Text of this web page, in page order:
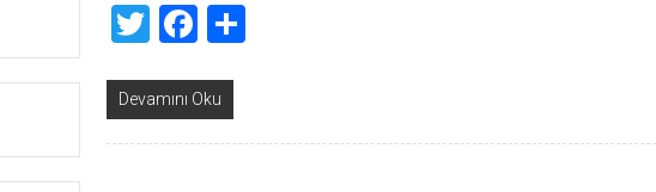
TwitterFacebook
Devamını Oku